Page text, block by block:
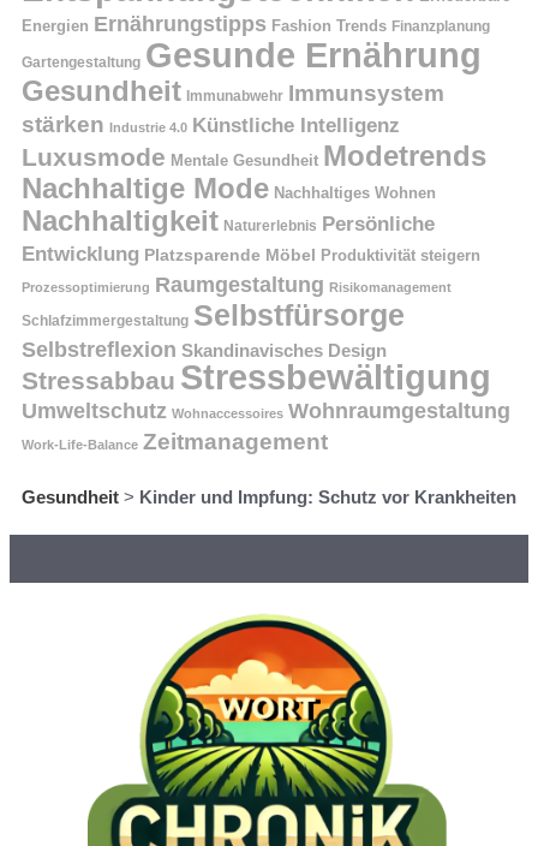
Energien Ernährungstipps Fashion Trends Finanzplanung
Gartengestaltung Gesunde Ernährung
Gesundheit Immunabwehr Immunsystem
stärken Industrie 4.0 Künstliche Intelligenz
Luxusmode Mentale Gesundheit Modetrends
Nachhaltige Mode Nachhaltiges Wohnen
Nachhaltigkeit Naturerlebnis Persönliche
Entwicklung Platzsparende Möbel Produktivität steigern
Prozessoptimierung Raumgestaltung Risikomanagement
Schlafzimmergestaltung Selbstfürsorge
Selbstreflexion Skandinavisches Design
Stressabbau Stressbewältigung
Umweltschutz Wohnaccessoires Wohnraumgestaltung
Work-Life-Balance Zeitmanagement
Gesundheit > Kinder und Impfung: Schutz vor Krankheiten